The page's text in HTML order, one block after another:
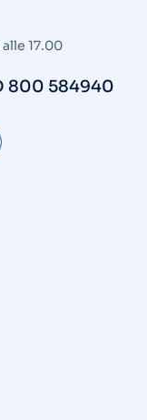
17.00
800 584940